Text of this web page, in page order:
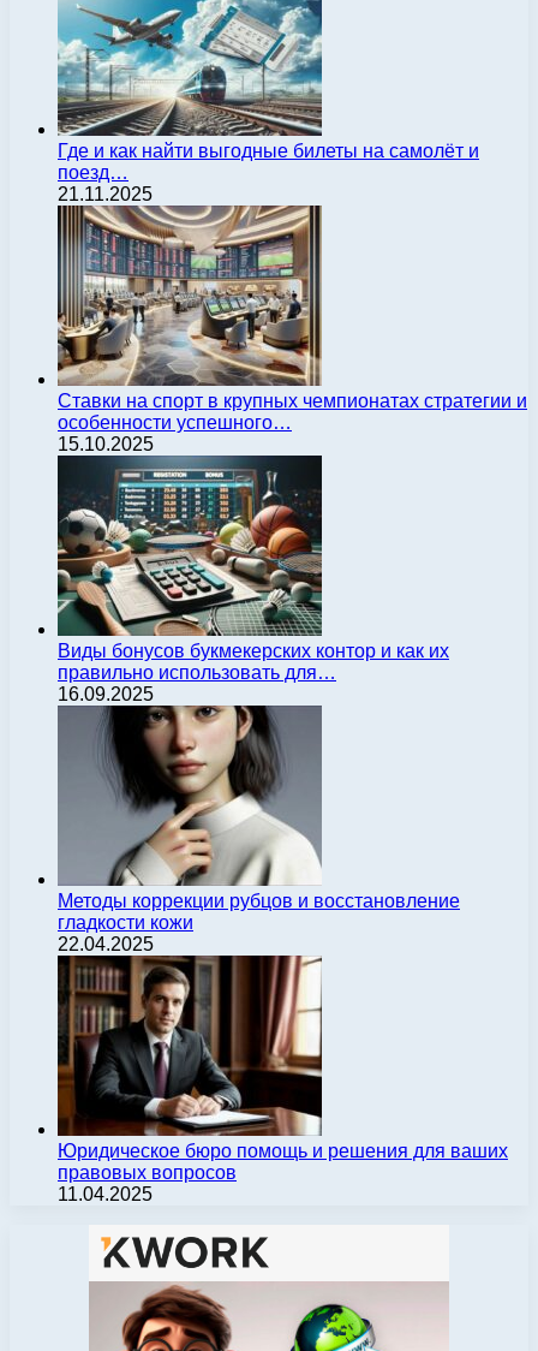
Где и как найти выгодные билеты на самолёт и
поезд…
21.11.2025
Ставки на спорт в крупных чемпионатах стратегии и
особенности успешного…
15.10.2025
Виды бонусов букмекерских контор и как их
правильно использовать для…
16.09.2025
Методы коррекции рубцов и восстановление
гладкости кожи
22.04.2025
Юридическое бюро помощь и решения для ваших
правовых вопросов
11.04.2025